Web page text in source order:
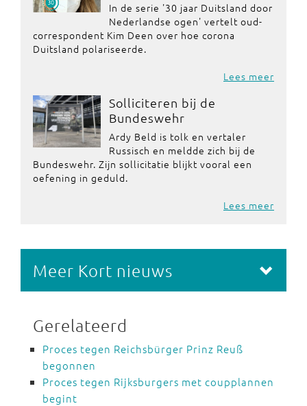
In de serie '30 jaar Duitsland door
Nederlandse ogen' vertelt oud-
correspondent Kim Deen over hoe corona
Duitsland polariseerde.
Lees meer
Solliciteren bij de
Bundeswehr
Ardy Beld is tolk en vertaler
Russisch en meldde zich bij de
Bundeswehr. Zijn sollicitatie blijkt vooral een
oefening in geduld.
Lees meer
Meer Kort nieuws
Gerelateerd
Proces tegen Reichsbürger Prinz Reuß
begonnen
Proces tegen Rijksburgers met coupplannen
begint